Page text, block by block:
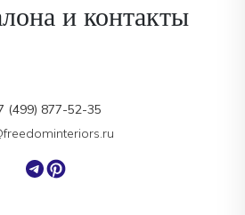
и контакты
(499) 877-52-35